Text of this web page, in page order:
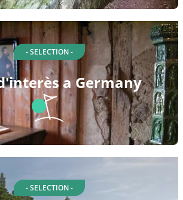
- SELECTION -
a Germany
- SELECTION -